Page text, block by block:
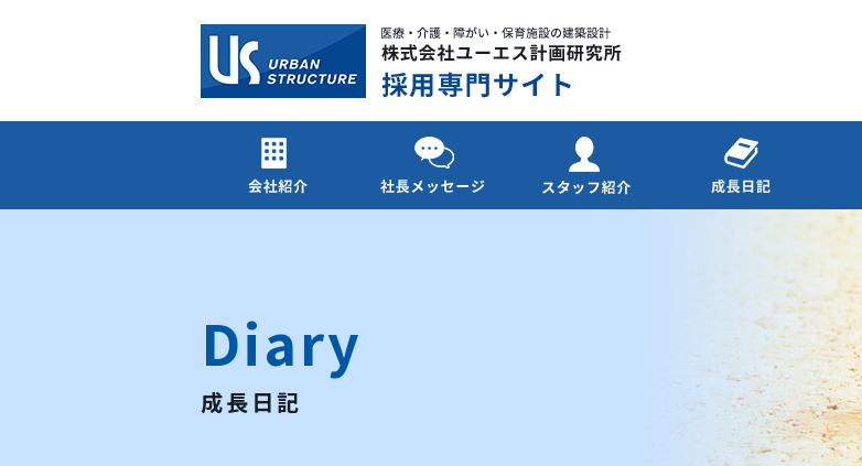
Diary
成長日記